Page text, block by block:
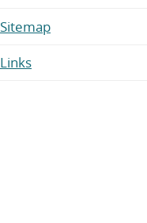
Sitemap
Links